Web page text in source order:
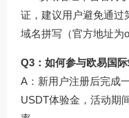
证，建议用户避免通过
域名拼写（官方地址为
Q3：如何参与欧易国
A：新用户注册后完成
USDT体验金，活动期